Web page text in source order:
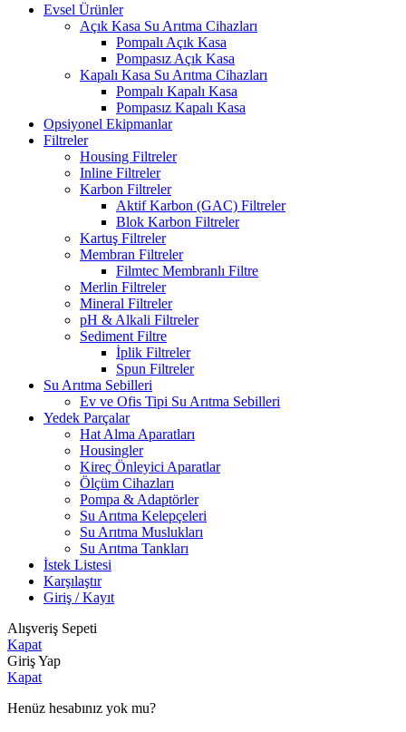
Evsel Ürünler
Açık Kasa Su Arıtma Cihazları
Pompalı Açık Kasa
Pompasız Açık Kasa
Kapalı Kasa Su Arıtma Cihazları
Pompalı Kapalı Kasa
Pompasız Kapalı Kasa
Opsiyonel Ekipmanlar
Filtreler
Housing Filtreler
Inline Filtreler
Karbon Filtreler
Aktif Karbon (GAC) Filtreler
Blok Karbon Filtreler
Kartuş Filtreler
Membran Filtreler
Filmtec Membranlı Filtre
Merlin Filtreler
Mineral Filtreler
pH & Alkali Filtreler
Sediment Filtre
İplik Filtreler
Spun Filtreler
Su Arıtma Sebilleri
Ev ve Ofis Tipi Su Arıtma Sebilleri
Yedek Parçalar
Hat Alma Aparatları
Housingler
Kireç Önleyici Aparatlar
Ölçüm Cihazları
Pompa & Adaptörler
Su Arıtma Kelepçeleri
Su Arıtma Muslukları
Su Arıtma Tankları
İstek Listesi
Karşılaştır
Giriş / Kayıt
Alışveriş Sepeti
Kapat
Giriş Yap
Kapat
Henüz hesabınız yok mu?